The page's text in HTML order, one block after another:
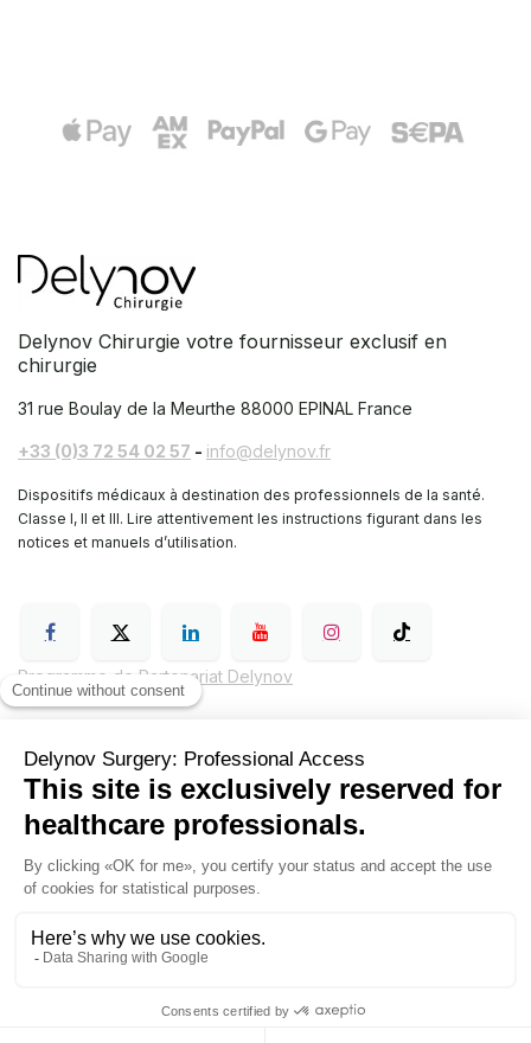
Delynov Chirurgie votre fournisseur exclusif en
chirurgie
31 rue Boulay de la Meurthe 88000 EPINAL France
+33 (0)3 72 54 02 57 - info@delynov.fr
Dispositifs médicaux à destination des professionnels de la santé.
Classe I, II et III. Lire attentivement les instructions figurant dans les
notices et manuels d’utilisation.
Programme de Partenariat Delynov
Conditions générales de vente (CGV)
Mentions légales
Politique de confidentialité de Delynov Chirurgie
Hyginov
Sutures